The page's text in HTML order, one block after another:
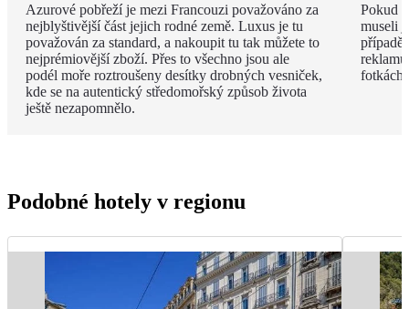
Azurové pobřeží je mezi Francouzi považováno za
nejblyštivější část jejich rodné země. Luxus je tu
považován za standard, a nakoupit tu tak můžete to
nejprémiovější zboží. Přes to všechno jsou ale
podél moře roztroušeny desítky drobných vesniček,
kde se na autentický středomořský způsob života
ještě nezapomnělo.
Pokud
museli
případě
fotkách!
Podobné hotely v regionu